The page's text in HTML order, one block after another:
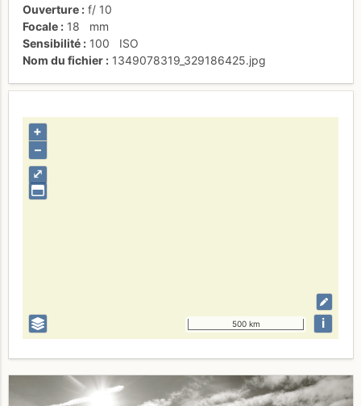
Ouverture
f/ 10
Focale
18
mm
Sensibilité
100
ISO
Nom du fichier
1349078319_329186425.jpg
⤢
+
–
500 km i